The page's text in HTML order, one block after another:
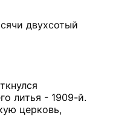
двухсотый
литья - 1909-й.
церковь,